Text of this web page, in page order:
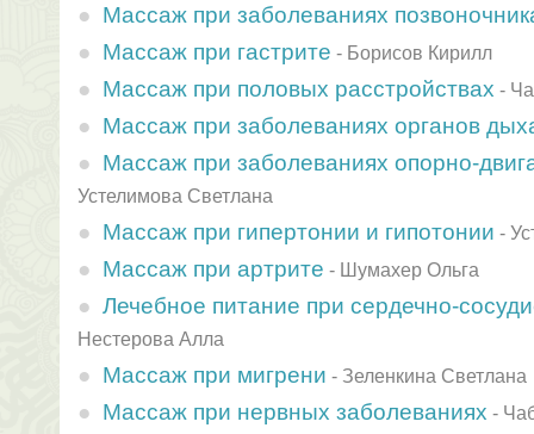
Массаж при заболеваниях
Массаж при гастрите - Борисов Кирилл
Массаж при половых расстройствах -
Массаж при заболеваниях органов
Массаж при заболеваниях опорно-
Устелимова Светлана
Массаж при гипертонии и гипотонии -
Массаж при артрите - Шумахер Ольга
Лечебное питание при сердечно-
Нестерова Алла
Массаж при мигрени - Зеленкина Светлана
Массаж при нервных заболеваниях -